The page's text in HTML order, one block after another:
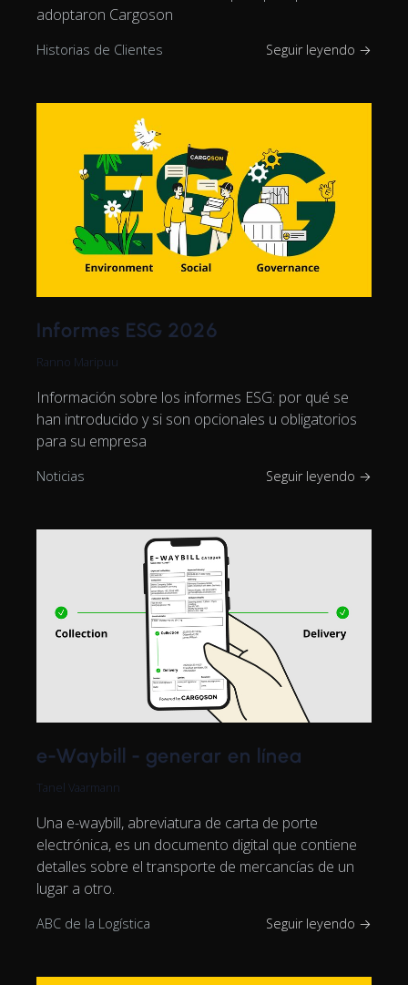
adoptaron Cargoson
Historias de Clientes Seguir leyendo →
Informes ESG 2026
Ranno Maripuu
Información sobre los informes ESG: por qué se
han introducido y si son opcionales u obligatorios
para su empresa
Noticias Seguir leyendo →
e-Waybill - generar en línea
Tanel Vaarmann
Una e-waybill, abreviatura de carta de porte
electrónica, es un documento digital que contiene
detalles sobre el transporte de mercancías de un
lugar a otro.
ABC de la Logística Seguir leyendo →